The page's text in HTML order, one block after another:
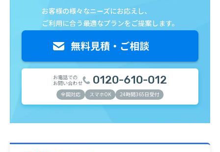
お客様の様々なニーズにお応えし、
ご利用に合う最適なプランをご提案します。
お電話での
お問い合わせ
0120-610-012
全国対応 スマホOK 24時間365日受付